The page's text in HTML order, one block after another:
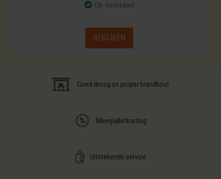
Op voorraad
BEKIJKEN
Goed droog en proper brandhout
Meerpalletkorting
Uitstekende service